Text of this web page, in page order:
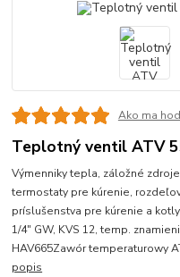
Ako ma
Teplotný ventil ATV
Výmenniky tepla, záložné
termostaty pre kúrenie,
príslušenstva pre kúrenie a
1/4" GW, KVS 12, temp.
HAV665Zawór temperaturowy
popis